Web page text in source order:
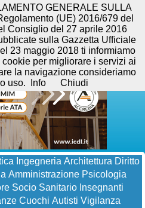
Ingegneria Architettura Diritto
Amministrazione Psicologia
Socio Sanitario Insegnanti
Cuochi Autisti Vigilanza
GENERALE SULLA
(UE) 2016/679 del
Consiglio del 27 aprile 2016
sulla Gazzetta Ufficiale
23 maggio 2018 ti informiamo
per migliorare i servizi ai
la navigazione consideriamo
uso.
Info Chiudi